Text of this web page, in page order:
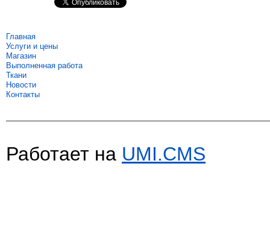
Главная
Услуги и цены
Магазин
Выполненная работа
Ткани
Новости
Контакты
Работает на UMI.CMS